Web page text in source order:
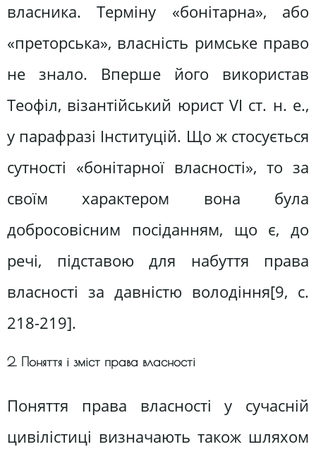
власника. Терміну «бонітарна», або
«преторська», власність римське право
не знало. Вперше його використав
Теофіл, візантійський юрист VI ст. н. е.,
у парафразі Інституцій. Що ж стосується
сутності «бонітарної власності», то за
своїм характером вона була
добросовісним посіданням, що є, до
речі, підставою для набуття права
власності за давністю володіння[9, c.
218-219].
2. Поняття і зміст права власності
Поняття права власності у сучасній
цивілістиці визначають також шляхом